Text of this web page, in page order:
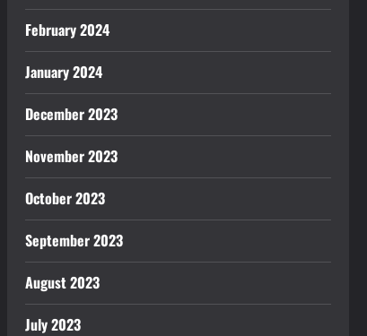
February 2024
January 2024
December 2023
November 2023
October 2023
September 2023
August 2023
July 2023